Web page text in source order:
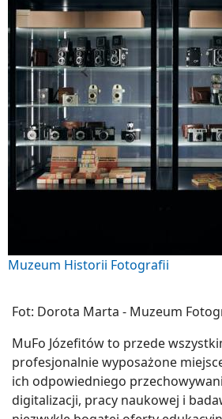
Muzeum Historii Fotografii
Fot: Dorota Marta - Muzeum
MuFo Józefitów to przede
profesjonalnie wyposażone
ich odpowiedniego
digitalizacji, pracy naukowej i